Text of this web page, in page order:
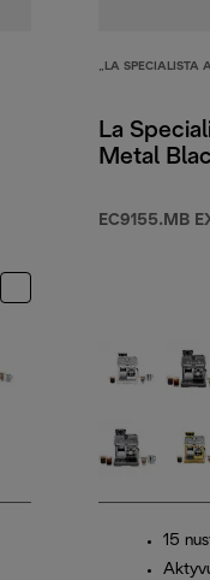
„LA SPECIALISTA
La
Metal
EC9155.MB
15